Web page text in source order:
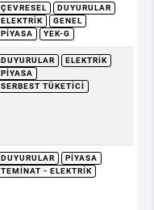
ÇEVRESEL
DUYURULAR
ELEKTRIK
GENEL
PIYASA
YEK-G
DUYURULAR
ELEKTRIK
PIYASA
SERBEST TÜKETICI
DUYURULAR
PIYASA
TEMINAT - ELEKTRIK